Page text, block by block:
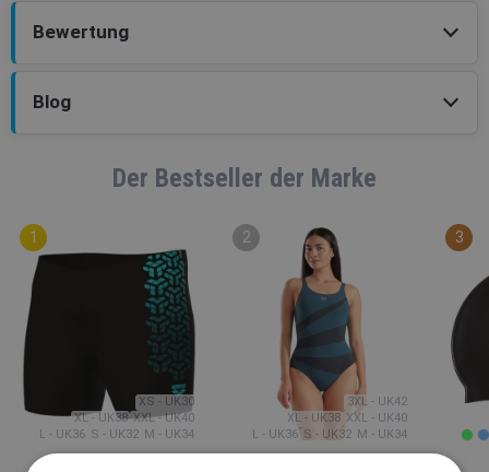
Bewertung
Blog
Der Bestseller der Marke
L - UK36 S - UK32 M - UK34
XL - UK38 XXL - UK40
XS - UK30
L - UK36 S - UK32 M - UK34
XL - UK38 XXL - UK40
3XL - UK42